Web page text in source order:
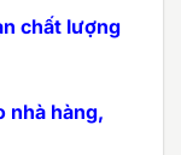
chất lượng
nhà hàng,